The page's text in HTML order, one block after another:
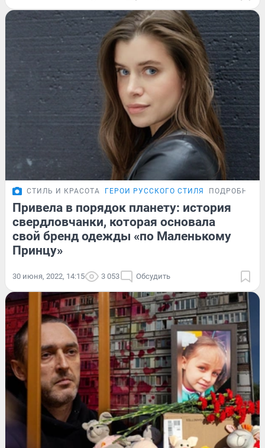
СТИЛЬ И КРАСОТА ГЕРОИ РУССКОГО СТИЛЯ
Привела в порядок планету: история
свердловчанки, которая основала
свой бренд одежды «по Маленькому
Принцу»
30 июня, 2022, 14:15 3 053 Обсудить